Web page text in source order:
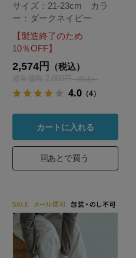
サイズ：21-23cm カラ
ー：ダークネイビー
【製造終了のため
10％OFF】
2,574円 （税込）
通常価格 2,860円 （税込）
4.0（4）
カートに入れる
あとで買う